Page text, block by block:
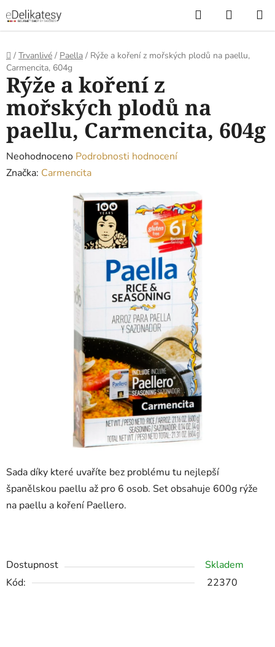
na
obsah
Hledat
KOŠÍK
Domů
/ Trvanlivé / Paella / Rýže a koření z mořských plodů na paellu,
Carmencita, 604g
Sada díky které uvaříte bez problému tu nejlepší
španělskou paellu až pro 6 osob. Set obsahuje 600g rýže
na paellu a koření Paellero.
Dostupnost
Skladem
Kód:
22370
Rýže a koření z
mořských plodů na
paellu, Carmencita, 604g
Průměrné
hodnocení
Neohodnoceno Podrobnosti hodnocení
Značka: Carmencita